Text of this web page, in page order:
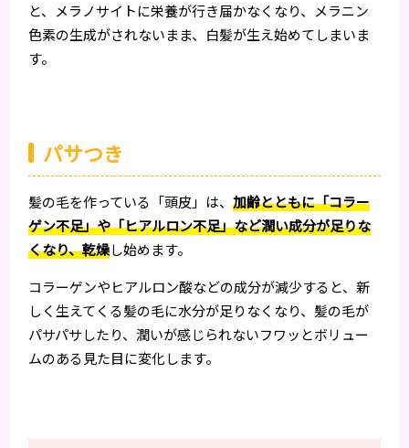
と、メラノサイトに栄養が行き届かなくなり、メラニン
色素の生成がされないまま、白髪が生え始めてしまいま
す。
パサつき
髪の毛を作っている「頭皮」は、加齢とともに「コラー
ゲン不足」や「ヒアルロン不足」など潤い成分が足りな
くなり、乾燥し始めます。
コラーゲンやヒアルロン酸などの成分が減少すると、新
しく生えてくる髪の毛に水分が足りなくなり、髪の毛が
パサパサしたり、潤いが感じられないフワッとボリュー
ムのある見た目に変化します。